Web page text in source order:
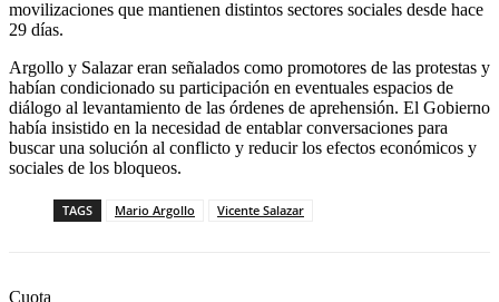
movilizaciones que mantienen distintos sectores sociales desde hace
29 días.
Argollo y Salazar eran señalados como promotores de las protestas y
habían condicionado su participación en eventuales espacios de
diálogo al levantamiento de las órdenes de aprehensión. El Gobierno
había insistido en la necesidad de entablar conversaciones para
buscar una solución al conflicto y reducir los efectos económicos y
sociales de los bloqueos.
TAGS Mario Argollo Vicente Salazar
Cuota